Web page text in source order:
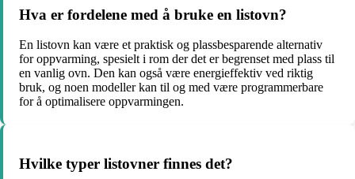
Hva er fordelene med å bruke en listovn?
En listovn kan være et praktisk og plassbesparende alternativ
for oppvarming, spesielt i rom der det er begrenset med plass til
en vanlig ovn. Den kan også være energieffektiv ved riktig
bruk, og noen modeller kan til og med være programmerbare
for å optimalisere oppvarmingen.
Hvilke typer listovner finnes det?